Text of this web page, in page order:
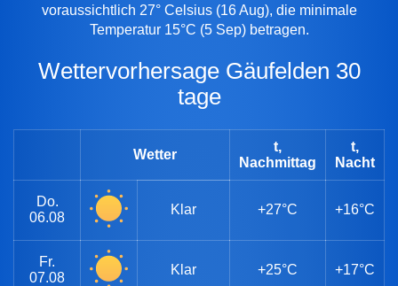
voraussichtlich 27° Celsius (16 Aug), die minimale
Temperatur 15°C (5 Sep) betragen.
Wettervorhersage Gäufelden 30
tage
Wetter
t,
Nachmittag
t,
Nacht
Do.
06.08
Klar +27°C +16°C
Fr.
07.08
Klar +25°C +17°C